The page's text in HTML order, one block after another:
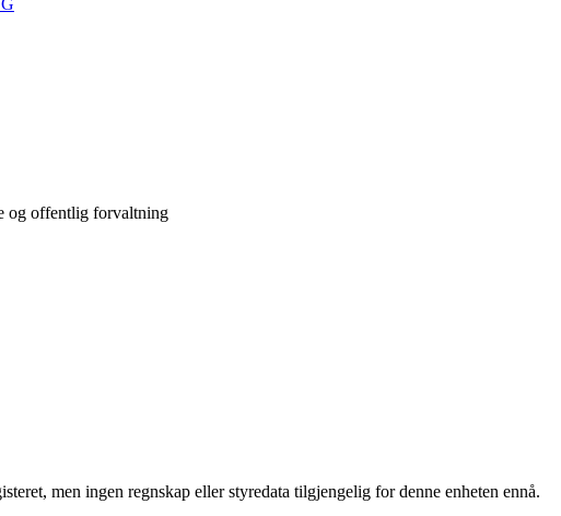
og offentlig forvaltning
men ingen regnskap eller styredata tilgjengelig for denne enheten ennå.